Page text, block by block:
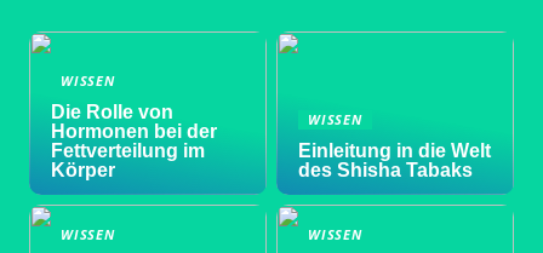
WISSEN
Die Rolle von
Hormonen bei der
Fettverteilung im
Körper
WISSEN
Einleitung in die Welt
des Shisha Tabaks
WISSEN WISSEN